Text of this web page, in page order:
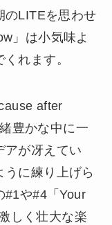
のLITEを思わせ
」は小気味よ
れます。
after
豊かな中に一
アが冴えてい
に練り上げら
#1や#4「Your
しく壮大な楽